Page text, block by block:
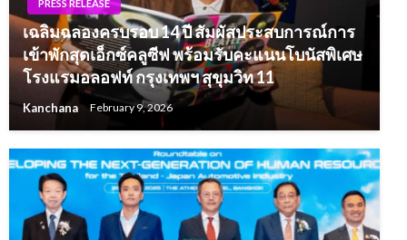
PRESS RELEASE
เฉลิมฉลองครบรอบ 14 ปี สัมผัสประสบการณ์การ
เข้าพักสุดเอ็กซ์คลูซีฟ พร้อมรับคะแนนโบนัสพิเศษ
โรงแรมอลอฟท์ กรุงเทพฯ สุขุมวิท 11
Kanchana February 9, 2026